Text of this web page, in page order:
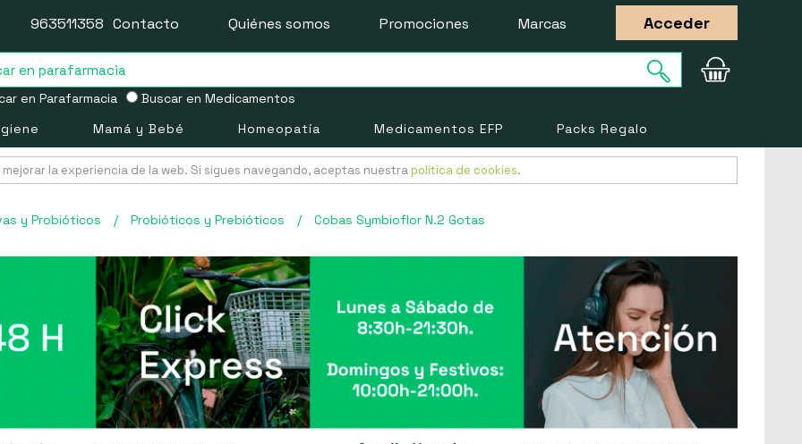
en Parafarmacia Buscar en Medicamentos
963511358 Contacto Quiénes somos Promociones Marcas Acceder
Mamá y Bebé Homeopatía Medicamentos EFP Packs Regalo
mejorar la experiencia de la web. Si sigues navegando, aceptas nuestra política de cookies.
y Probióticos / Probióticos y Prebióticos / Cobas Symbioflor N.2 Gotas